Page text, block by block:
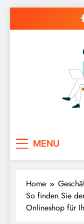
MENU
Home
So finden Sie
Onlineshop für